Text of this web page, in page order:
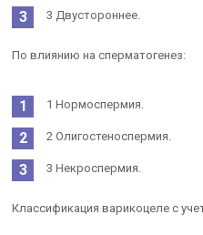
3 Двустороннее.
По влиянию на сперматогенез:
1 Нормоспермия.
2 Олигостеноспермия.
3 Некроспермия.
Классификация варикоцеле с